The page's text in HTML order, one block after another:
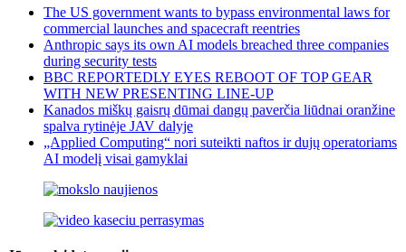
The US government wants to bypass environmental laws for
commercial launches and spacecraft reentries
Anthropic says its own AI models breached three companies
during security tests
BBC REPORTEDLY EYES REBOOT OF TOP GEAR
WITH NEW PRESENTING LINE-UP
Kanados miškų gaisrų dūmai dangų paverčia liūdnai oranžine
spalva rytinėje JAV dalyje
„Applied Computing“ nori suteikti naftos ir dujų operatoriams
AI modelį visai gamyklai